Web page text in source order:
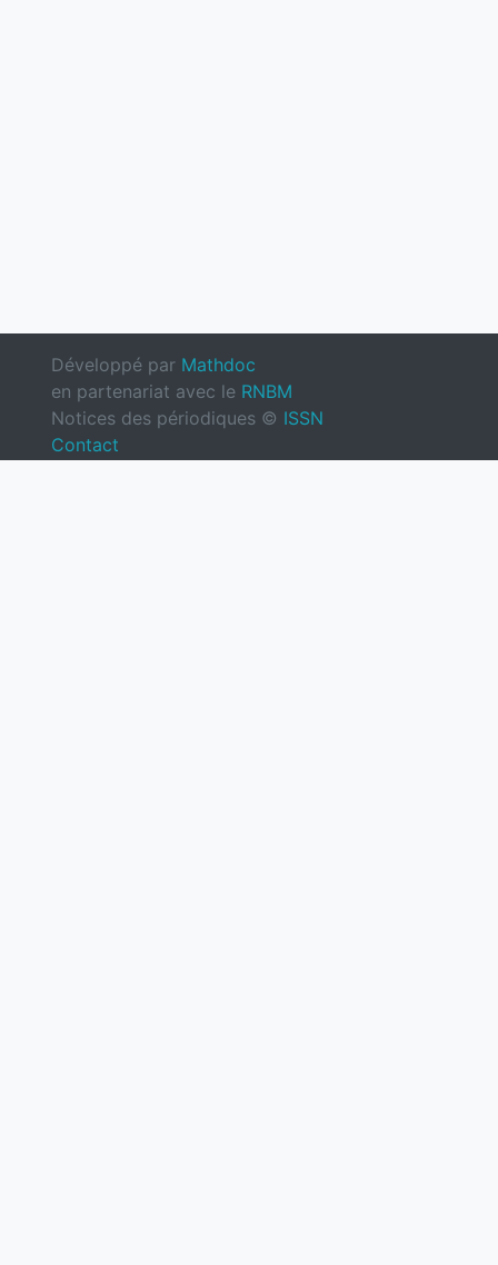
Développé par Mathdoc
en partenariat avec le RNBM
Notices des périodiques © ISSN
Contact